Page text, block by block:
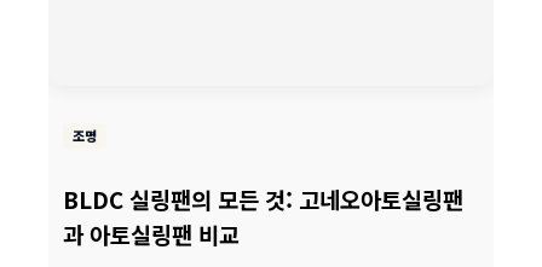
조명
BLDC 실링팬의 모든 것: 고네오아토실링팬
과 아토실링팬 비교